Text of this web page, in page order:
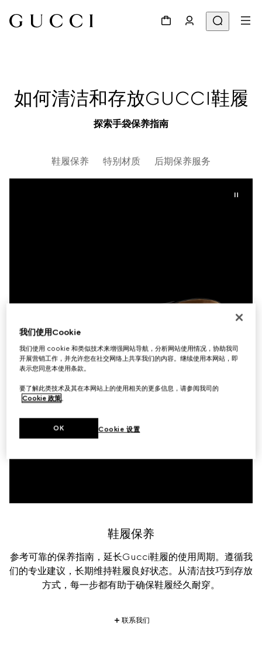
如何清洁和存放GUCCI鞋履
探索手袋保养指南
鞋履保养 特别材质 后期保养服务
鞋履保养
参考可靠的保养指南，延长Gucci鞋履的使用周期。遵循我
们的专业建议，长期维持鞋履良好状态。从清洁技巧到存放
方式，每一步都有助于确保鞋履经久耐穿。
联系我们
我们使用Cookie
我们使用 cookie 和类似技术来增强网站导航，分析网站使用情况，协助我司
开展营销工作，并允许您在社交网络上共享我们的内容。继续使用本网站，即
表示您同意本使用条款。
要了解此类技术及其在本网站上的使用相关的更多信息，请参阅我司的
Cookie 政策。
Cookie 设置
OK